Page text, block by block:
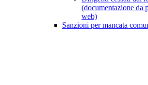
(documentazione da
web)
Sanzioni per mancata